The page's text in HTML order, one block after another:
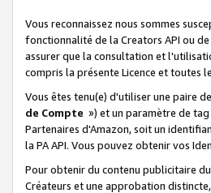
Vous reconnaissez nous sommes
fonctionnalité de la Creators API ou
assurer que la consultation et
compris la présente Licence et toutes
Vous êtes tenu(e) d'utiliser une paire
de Compte ») et un paramètre de
Partenaires d'Amazon, soit un
la PA API. Vous pouvez obtenir vos
Pour obtenir du contenu publicitaire
Créateurs et une approbation